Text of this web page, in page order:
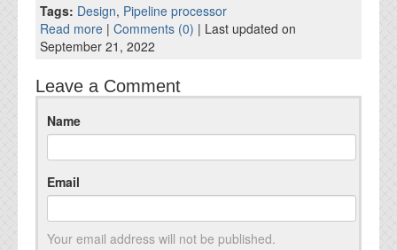
お問い合わせフォーム
Tags: Design, Pipeline processor
Read more | Comments (0) | Last updated on
September 21, 2022
Leave a Comment
Name
Email
Your email address will not be published.